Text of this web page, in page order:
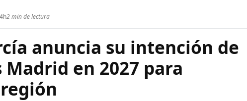
2 min de lectura
anuncia su intención de
en 2027 para